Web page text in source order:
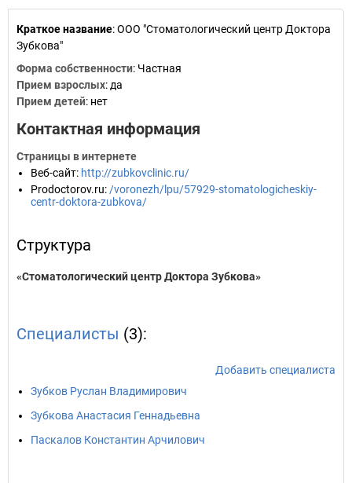
Краткое название:ООО "Стоматологический центр Доктора
Зубкова"
Форма собственности: Частная
Прием взрослых: да
Прием детей: нет
Контактная информация
Страницы в интернете
Веб-сайт: http://zubkovclinic.ru/
Prodoctorov.ru: /voronezh/lpu/57929-stomatologicheskiy-
centr-doktora-zubkova/
Структура
«Стоматологический центр Доктора Зубкова»
Специалисты (3):
Добавить специалиста
Зубков Руслан Владимирович
Зубкова Анастасия Геннадьевна
Паскалов Константин Арчилович